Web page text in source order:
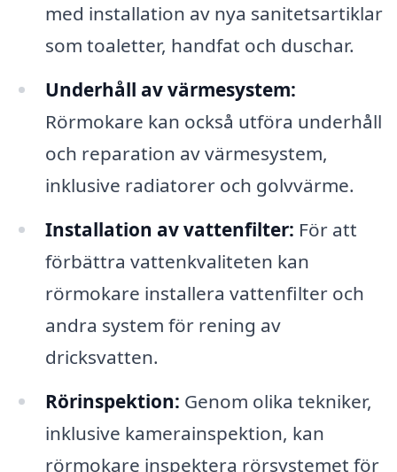
med installation av nya sanitetsartiklar
som toaletter, handfat och duschar.
Underhåll av värmesystem:
Rörmokare kan också utföra underhåll
och reparation av värmesystem,
inklusive radiatorer och golvvärme.
Installation av vattenfilter: För att
förbättra vattenkvaliteten kan
rörmokare installera vattenfilter och
andra system för rening av
dricksvatten.
Rörinspektion: Genom olika tekniker,
inklusive kamerainspektion, kan
rörmokare inspektera rörsystemet för